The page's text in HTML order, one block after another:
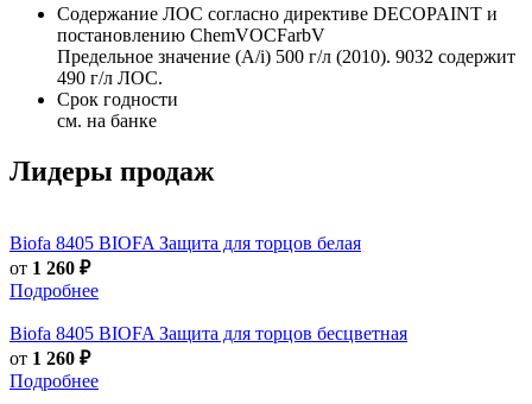
Содержание ЛОС согласно директиве DECOPAINT и
постановлению ChemVOCFarbV
Предельное значение (А/i) 500 г/л (2010). 9032 содержит
490 г/л ЛОС.
Срок годности
см. на банке
Лидеры продаж
Biofa 8405 BIOFA Защита для торцов белая
от 1 260 ₽
Подробнее
Biofa 8405 BIOFA Защита для торцов бесцветная
от 1 260 ₽
Подробнее